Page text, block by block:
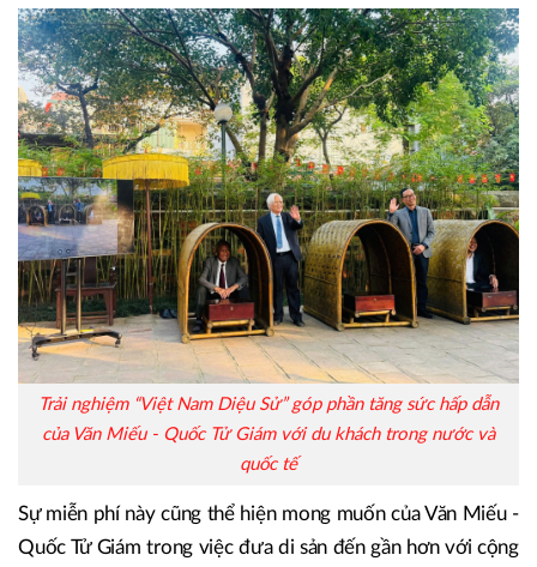
Trải nghiệm “Việt Nam Diệu Sử” góp phần tăng sức hấp dẫn
của Văn Miếu - Quốc Tử Giám với du khách trong nước và
quốc tế
Sự miễn phí này cũng thể hiện mong muốn của Văn Miếu -
Quốc Tử Giám trong việc đưa di sản đến gần hơn với cộng